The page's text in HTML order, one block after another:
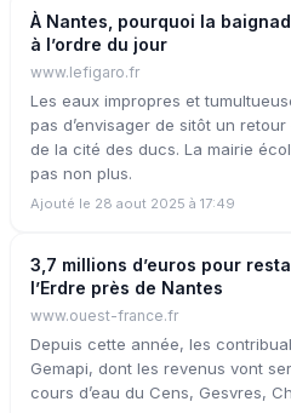
À Nantes, pourquoi la
à l’ordre du jour
www.lefigaro.fr
Les eaux impropres et
pas d’envisager de sitôt un
de la cité des ducs. La mairie
pas non plus.
Ajouté le 28 aout 2025 à 17:49
3,7 millions d’euros pour
l’Erdre près de Nantes
www.ouest-france.fr
Depuis cette année, les
Gemapi, dont les revenus vont
cours d’eau du Cens, Gesvres,